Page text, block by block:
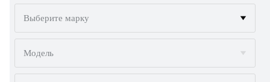
Выберите марку
ALFA ROMEO
Модель